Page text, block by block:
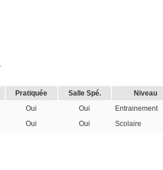
Pratiquée Salle Spé.
Niveau
Oui Oui
Entrainement
Oui Oui Scolaire